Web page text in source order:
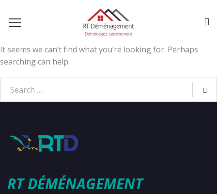
It seems we can’t find what you’re looking for. Perhaps
searching can help.
RT DÉMÉNAGEMENT